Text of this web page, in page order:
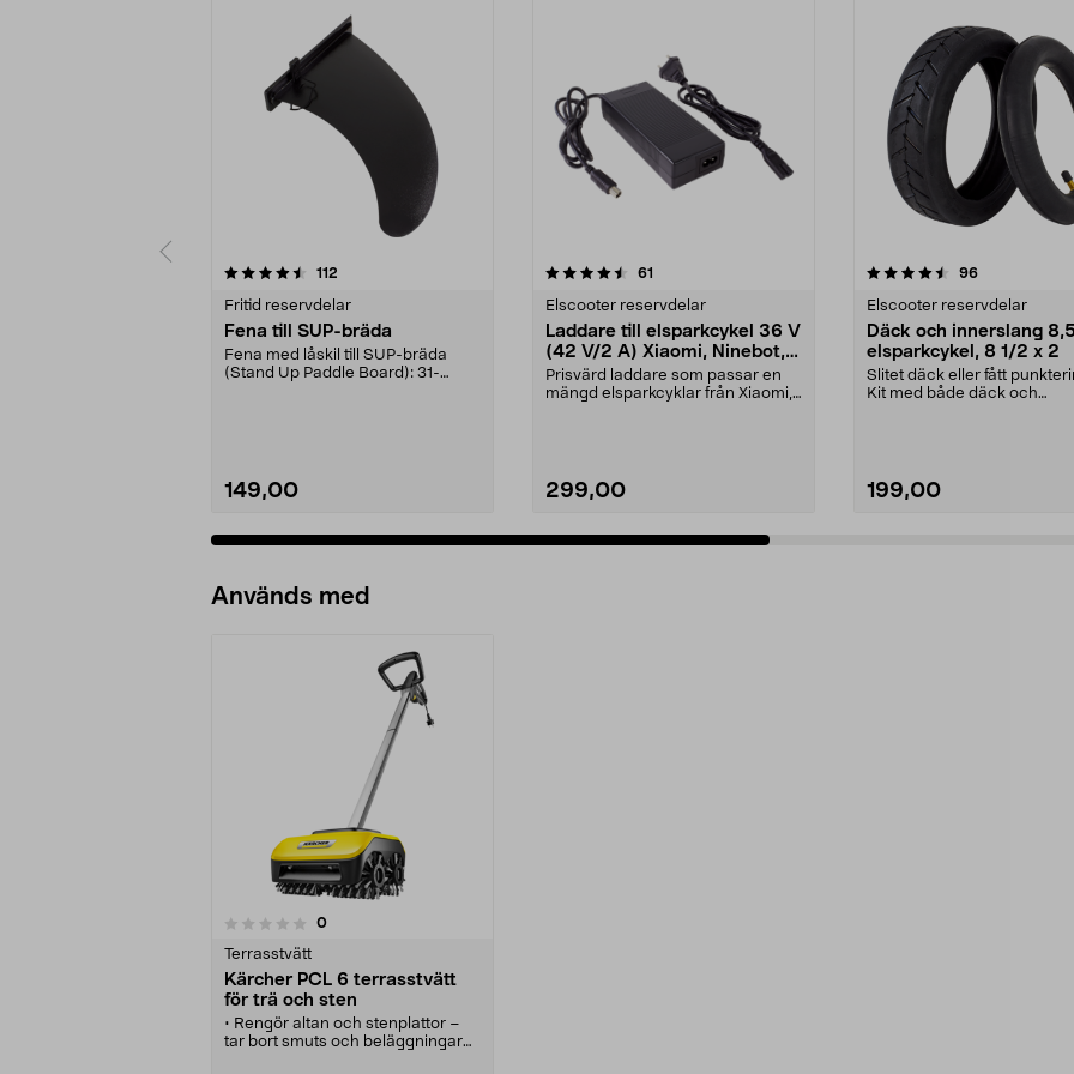
112
Fritid reservdelar
Fena till SUP-bräda
Fena med låskil till SUP-bräda
(Stand Up Paddle Board): 31-
149,00
4.5 av 5 stjärnor 61
Elscooter reservdelar
Laddare till elsparkcykel 36 V
(42 V/2 A) Xiaomi, Ninebot,
E-Way m.fl.
Prisvärd laddare som passar en
mängd elsparkcyklar från Xiaomi,
299,00
4.5 av 5 stjärnor 96recensioner
Elscooter reservdelar
Däck och innerslang
elsparkcykel, 8 1/2 x 2
Slitet däck eller fått
Kit med både däck och
199,00
4.5 av 5 stjärnor
Används med
0recensioner
Terrasstvätt
Kärcher PCL 6 terrasstvätt
för trä och sten
• Rengör altan och stenplattor –
tar bort smuts och beläggningar